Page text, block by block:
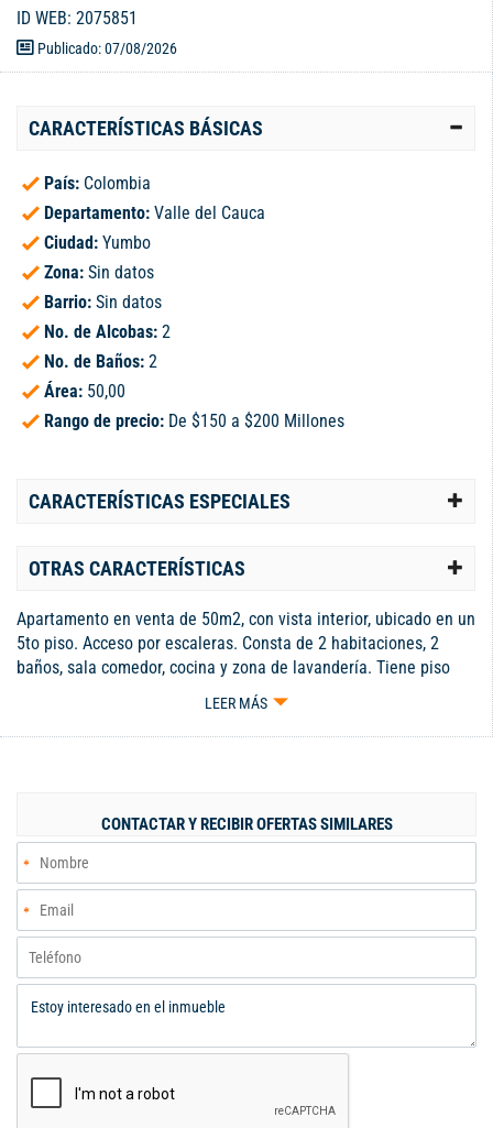
ID WEB: 2075851
Publicado: 07/08/2026
CARACTERÍSTICAS BÁSICAS
País: Colombia
Departamento: Valle del Cauca
Ciudad: Yumbo
Zona: Sin datos
Barrio: Sin datos
No. de Alcobas: 2
No. de Baños: 2
Área: 50,00
Rango de precio: De $150 a $200 Millones
CARACTERÍSTICAS ESPECIALES
OTRAS CARACTERÍSTICAS
Apartamento en venta de 50m2, con vista interior, ubicado en un
5to piso. Acceso por escaleras. Consta de 2 habitaciones, 2
baños, sala comedor, cocina y zona de lavandería. Tiene piso
cerámico en todas sus zonas. El conjunto cuenta con piscina,
las 24 horas. Cerca a centro comercial Único, cerca a almacenes
LEER MÁS
CONTACTAR Y RECIBIR OFERTAS SIMILARES